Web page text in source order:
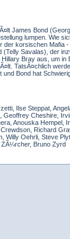
James Bond
lumpen. Wie
korsischen Mafia
Savalas), der
Bray aus, um
TatsÃ¤chlich
Bond hat
Ilse Steppat,
Cheshire,
Anouska
Richard
Willy Oehrli, Steve
ZÃ¼rcher, Bruno Zyrd